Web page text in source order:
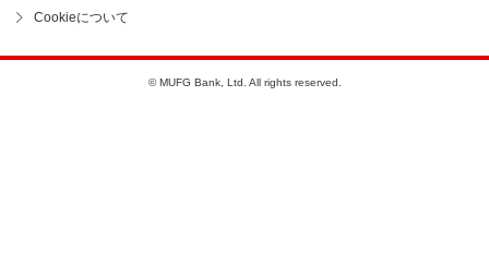
Cookieについて
© MUFG Bank, Ltd. All rights reserved.